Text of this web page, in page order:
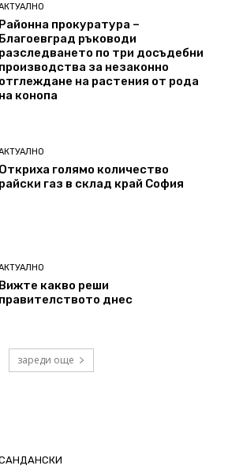
Районна прокуратура –
Благоевград ръководи
разследването по три досъдебни
производства за незаконно
отглеждане на растения от рода
на конопа
Откриха голямо количество
райски газ в склад край София
Вижте какво реши
правителството днес
зареди още